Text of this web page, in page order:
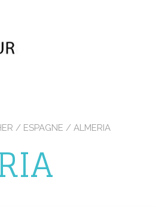
/ ESPAGNE / ALMERIA